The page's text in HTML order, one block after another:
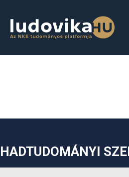
HADTUDOMÁNYI